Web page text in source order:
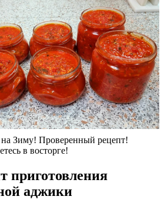
Зиму! Проверенный рецепт!
в восторге!
приготовления
аджики